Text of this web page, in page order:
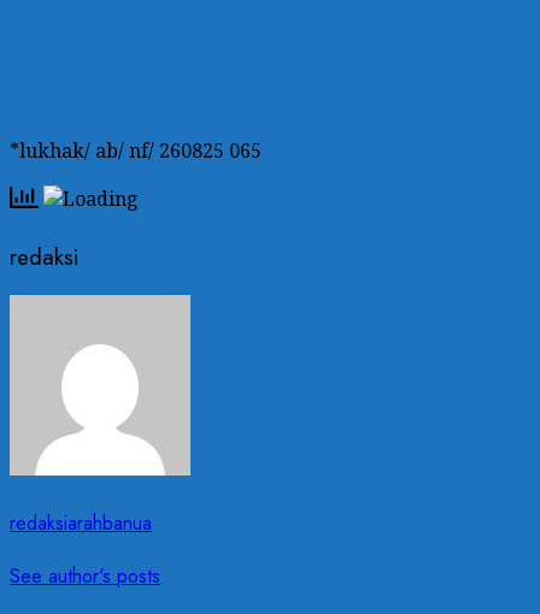
*lukhak/ ab/ nf/ 260825 065
redaksi
redaksiarahbanua
See author's posts